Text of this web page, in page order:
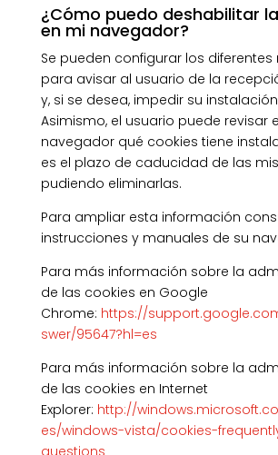
¿Cómo puedo deshabilitar
en mi navegador?
Se pueden configurar los
para avisar al usuario de la
y, si se desea, impedir su
Asimismo, el usuario puede revisar
navegador qué cookies tiene
es el plazo de caducidad de las
pudiendo eliminarlas.
Para ampliar esta información
instrucciones y manuales de su
Para más información sobre la
de las cookies en Google
Chrome: https://
swer/95647?hl=es
Para más información sobre la
de las cookies en Internet
Explorer: http://
es/windows-vista/cookies-
questions